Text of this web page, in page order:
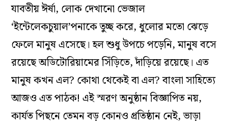
যাবতীয় ঈর্ষা, লোক দেখানো ভেজাল
‘‌ইন্টেলেকচুয়াল’পনাকে তুচ্ছ করে, ধুলোর মতো ঝেড়ে
ফেলে মানুষ এসেছে। হল শুধু উপচে পড়েনি, মানুষ বসে
রয়েছে অডিটোরিয়ামের সিঁড়িতে, দাঁড়িয়ে রয়েছে। এত
মানুষ কখন এল?‌ কোথা থেকেই বা এল?‌ বাংলা সাহিত্যে
আজও এত পাঠক!‌ এই স্মরণ অনুষ্ঠান বিজ্ঞাপিত নয়,
কার্যত পিছনে তেমন বড় কোনও প্রতিষ্ঠান নেই, ভাড়া